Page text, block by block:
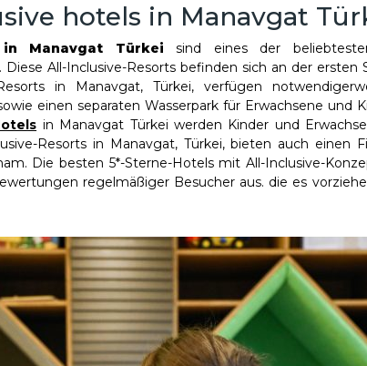
hotels in Manavgat
in Manavgat Türkeisind eines der
Diese All-Inclusive-Resorts befinden sich an der ersten
Resorts in Manavgat, Türkei, verfügen
einen separaten Wasserpark für Erwachsene
in Manavgat Türkei werden Kinder und
Resorts in Manavgat, Türkei, bieten auch einen
Die besten 5*-Sterne-Hotels mit All-Inclusive-
regelmäßiger Besucher aus. die es